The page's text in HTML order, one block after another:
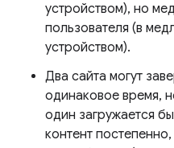
устройством), но
пользователя (в
устройством).
Два сайта могут
одинаковое время,
один загружается
контент